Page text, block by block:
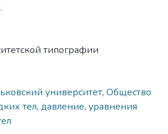
типографии
университет, Общество
тел, давление, уравнения